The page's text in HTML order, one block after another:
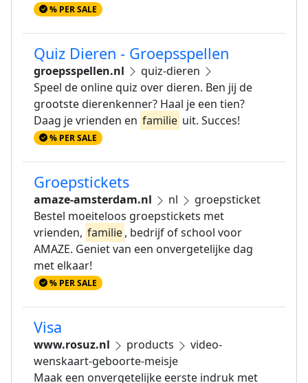
% PER SALE
Quiz Dieren - Groepsspellen
groepsspellen.nl
quiz-dieren
Speel de online quiz over dieren. Ben jij de
grootste dierenkenner? Haal je een tien?
Daag je vrienden en familie uit. Succes!
% PER SALE
Groepstickets
amaze-amsterdam.nl nl
groepsticket
Bestel moeiteloos groepstickets met
vrienden, familie, bedrijf of school voor
AMAZE. Geniet van een onvergetelijke dag
met elkaar!
% PER SALE
Visa
www.rosuz.nl products
video-
wenskaart-geboorte-meisje
Maak een onvergetelijke eerste indruk met